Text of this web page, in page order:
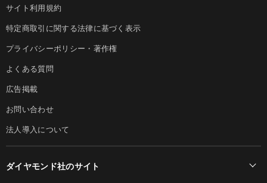
サイト利用規約
特定商取引に関する法律に基づく表示
プライバシーポリシー・著作権
よくある質問
広告掲載
お問い合わせ
法人導入について
ダイヤモンド社のサイト